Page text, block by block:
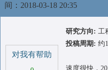
间：2018-03-18 20:35
对我有帮助
研究方向: 工
投稿周期: 约
速度很快，